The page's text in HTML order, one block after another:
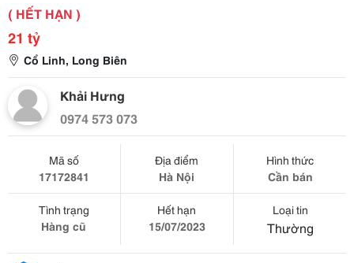
( HẾT HẠN )
21 tỷ
Cổ Linh, Long Biên
Khải Hưng
0974 573 073
Mã số
17172841
Địa điểm
Hà Nội
Hình thức
Cần bán
Tình trạng
Hàng cũ
Hết hạn
15/07/2023
Loại tin
Thường